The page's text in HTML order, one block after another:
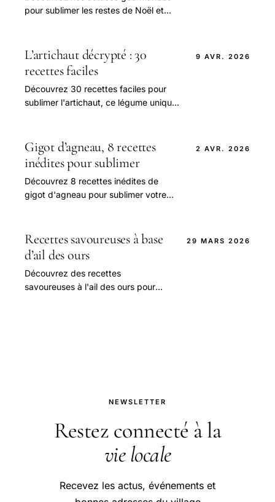
pour sublimer les restes de Noël et
L’artichaut décrypté : 30
recettes faciles
Découvrez 30 recettes faciles pour
sublimer l'artichaut, ce légume unique,
9 AVR. 2026
Gigot d’agneau, 8 recettes
inédites pour sublimer
Découvrez 8 recettes inédites de
gigot d'agneau pour sublimer votre
2 AVR. 2026
Recettes savoureuses à base
d’ail des ours
Découvrez des recettes
savoureuses à l'ail des ours pour
29 MARS 2026
NEWSLETTER
Restez connecté à la
vie locale
Recevez les actus, événements et